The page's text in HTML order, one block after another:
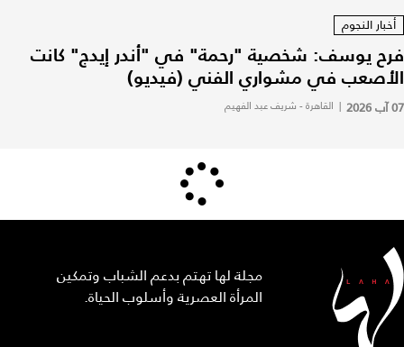
أخبار النجوم
فرح يوسف: شخصية "رحمة" في "أندر إيدج" كانت
الأصعب في مشواري الفني (فيديو)
07 آب 2026 | القاهرة - شريف عبد الفهيم
مجلة لها تهتم بدعم الشباب وتمكين
المرأة العصرية وأسلوب الحياة.